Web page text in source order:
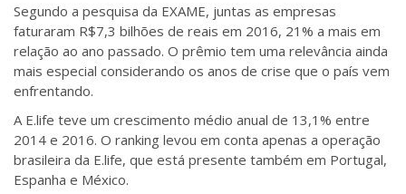
Segundo a pesquisa da EXAME, juntas as empresas
faturaram R$7,3 bilhões de reais em 2016, 21% a mais em
relação ao ano passado. O prêmio tem uma relevância ainda
mais especial considerando os anos de crise que o país vem
enfrentando.
A E.life teve um crescimento médio anual de 13,1% entre
2014 e 2016. O ranking levou em conta apenas a operação
brasileira da E.life, que está presente também em Portugal,
Espanha e México.